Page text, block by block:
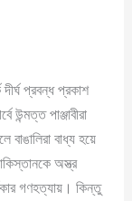
দীর্ঘ প্রবন্ধ প্রকাশ
পাঞ্জাবীরা
বাঙালিরা বাধ্য হয়ে
অস্ত্র
গণহত্যায়। কিন্তু